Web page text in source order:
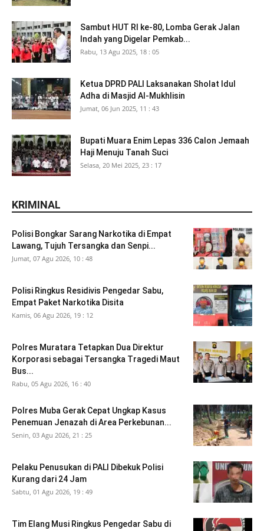
Sambut HUT RI ke-80, Lomba Gerak Jalan
Indah yang Digelar Pemkab...
Rabu, 13 Agu 2025, 18 : 05
Ketua DPRD PALI Laksanakan Sholat Idul
Adha di Masjid Al-Mukhlisin
Jumat, 06 Jun 2025, 11 : 43
Bupati Muara Enim Lepas 336 Calon Jemaah
Haji Menuju Tanah Suci
Selasa, 20 Mei 2025, 23 : 17
KRIMINAL
Polisi Bongkar Sarang Narkotika di Empat
Lawang, Tujuh Tersangka dan Senpi...
Jumat, 07 Agu 2026, 10 : 48
Polisi Ringkus Residivis Pengedar Sabu,
Empat Paket Narkotika Disita
Kamis, 06 Agu 2026, 19 : 12
Polres Muratara Tetapkan Dua Direktur
Korporasi sebagai Tersangka Tragedi Maut
Bus...
Rabu, 05 Agu 2026, 16 : 40
Polres Muba Gerak Cepat Ungkap Kasus
Penemuan Jenazah di Area Perkebunan...
Senin, 03 Agu 2026, 21 : 25
Pelaku Penusukan di PALI Dibekuk Polisi
Kurang dari 24 Jam
Sabtu, 01 Agu 2026, 19 : 49
Tim Elang Musi Ringkus Pengedar Sabu di